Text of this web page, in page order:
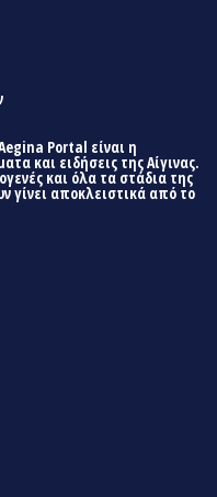
Portal είναι η
και ειδήσεις της Αίγινας.
και όλα τα στάδια της
γίνει αποκλειστικά από το